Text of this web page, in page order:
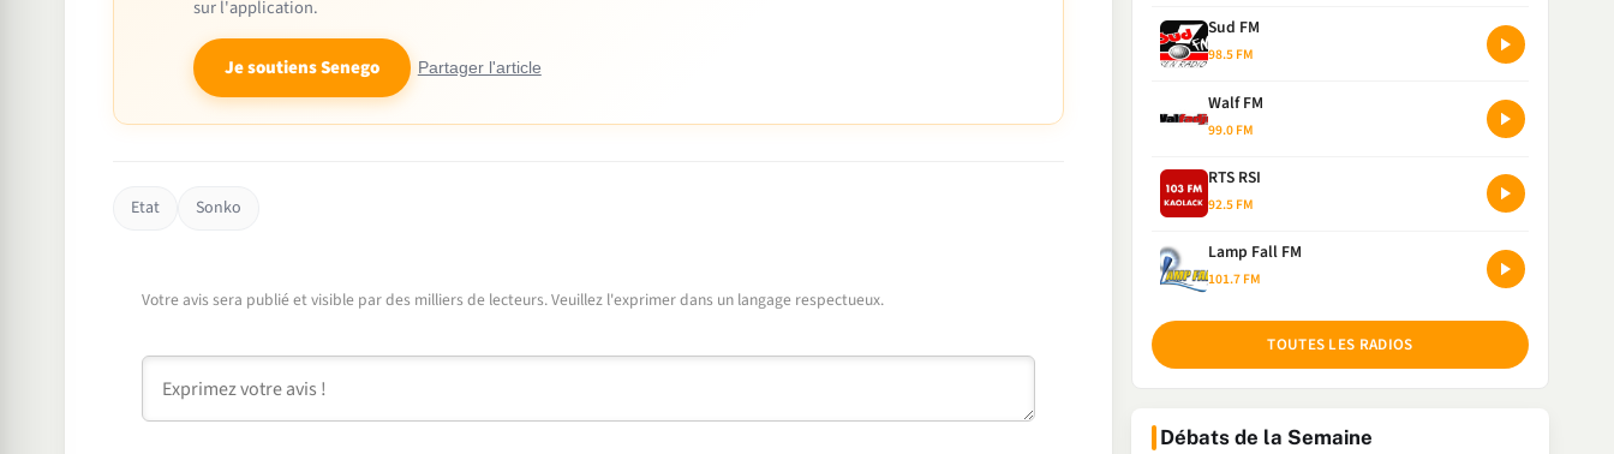
sur l'application.
Je soutiens Senego Partager l'article
Etat Sonko
Votre avis sera publié et visible par des milliers de lecteurs. Veuillez l'exprimer dans un langage respectueux.
Sud FM
98.5 FM
Walf FM
99.0 FM
RTS RSI
92.5 FM
Lamp Fall FM
101.7 FM
TOUTES LES RADIOS
Débats de la Semaine